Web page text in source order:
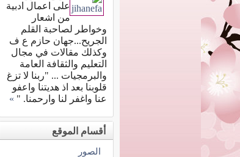
على اعمال ادبية
من اشعار
وخواطر لصاحبة القلم
الجريح...جهان حازم ع ف
وكذلك مقالات في مجال
التعليم والثقافة العامة
والبرمجيات ... "ربنا لا تزغ
قلوبنا بعد اذ هديتنا واعفو
عنا واغفر لنا وارحمنا. " »
أقسام الموقع
الصور